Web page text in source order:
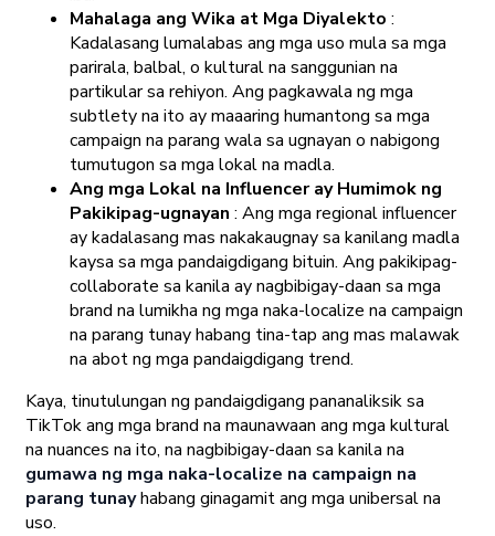
Mahalaga ang Wika at Mga Diyalekto :
Kadalasang lumalabas ang mga uso mula sa mga
parirala, balbal, o kultural na sanggunian na
partikular sa rehiyon. Ang pagkawala ng mga
subtlety na ito ay maaaring humantong sa mga
campaign na parang wala sa ugnayan o nabigong
tumutugon sa mga lokal na madla.
Ang mga Lokal na Influencer ay Humimok ng
Pakikipag-ugnayan : Ang mga regional influencer
ay kadalasang mas nakakaugnay sa kanilang madla
kaysa sa mga pandaigdigang bituin. Ang pakikipag-
collaborate sa kanila ay nagbibigay-daan sa mga
brand na lumikha ng mga naka-localize na campaign
na parang tunay habang tina-tap ang mas malawak
na abot ng mga pandaigdigang trend.
Kaya, tinutulungan ng pandaigdigang pananaliksik sa
TikTok ang mga brand na maunawaan ang mga kultural
na nuances na ito, na nagbibigay-daan sa kanila na
gumawa ng mga naka-localize na campaign na
parang tunayhabang ginagamit ang mga unibersal na
uso.